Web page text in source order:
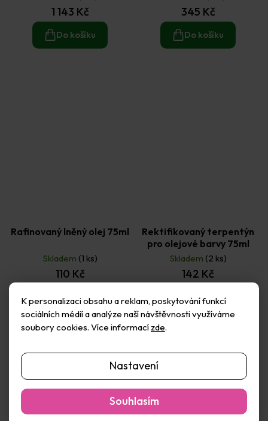
K personalizaci obsahu a reklam, poskytování funkcí
sociálních médií a analýze naší návštěvnosti využíváme
soubory cookies. Více informací zde.
Nastavení
Souhlasím
1 143 Kč
Do košíku
345 Kč
Do košíku
Rafinovaný lněný olej 75ml
Skladem (1 ks)
110 Kč
Do košíku
Rektifikovaný terpentýn
pro olejové barvy 75ml
Skladem (2 ks)
142 Kč
Do košíku